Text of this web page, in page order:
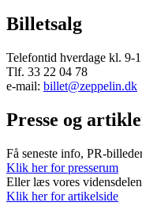
Billetsalg
Telefontid hverdage kl. 9-
Tlf. 33 22 04 78
e-mail: billet@zeppelin.dk
Presse og
Få seneste info, PR-
Klik her for presserum
Eller læs vores
Klik her for artikelside